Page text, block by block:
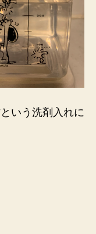
いう洗剤入れに